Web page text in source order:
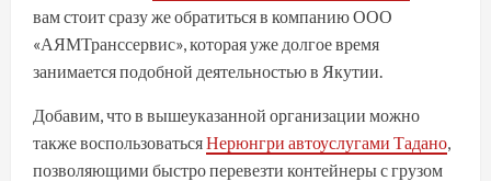
вам стоит сразу же обратиться в компанию ООО
«АЯМТранссервис», которая уже долгое время
занимается подобной деятельностью в Якутии.
Добавим, что в вышеуказанной организации можно
также воспользоватьсяНерюнгри автоуслугами Тадано,
позволяющими быстро перевезти контейнеры с грузом